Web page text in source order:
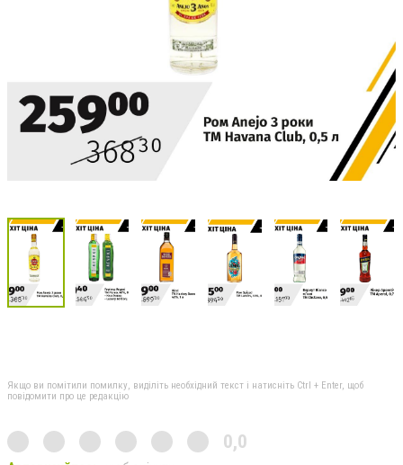
Якщо ви помітили помилку, виділіть необхідний текст і натисніть Ctrl + Enter, щоб
повідомити про це редакцію
0,0